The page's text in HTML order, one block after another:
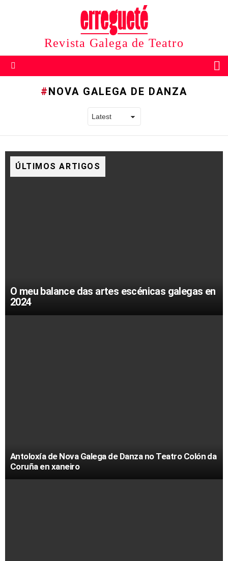
Revista Galega de Teatro
NOVA GALEGA DE DANZA
ÚLTIMOS ARTIGOS
O meu balance das artes escénicas galegas en
2024
Antoloxía de Nova Galega de Danza no Teatro Colón da
Coruña en xaneiro